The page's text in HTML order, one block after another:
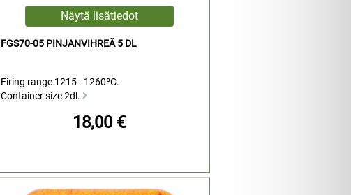
FGS70-05 PINJANVIHREÄ 5 DL
Firing range 1215 - 1260ºC.
Container size 2dl.
18,00 €